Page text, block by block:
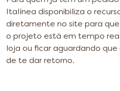
Italínea disponibiliza o
diretamente no site para
o projeto está em tempo
loja ou ficar aguardando
de te dar retorno.